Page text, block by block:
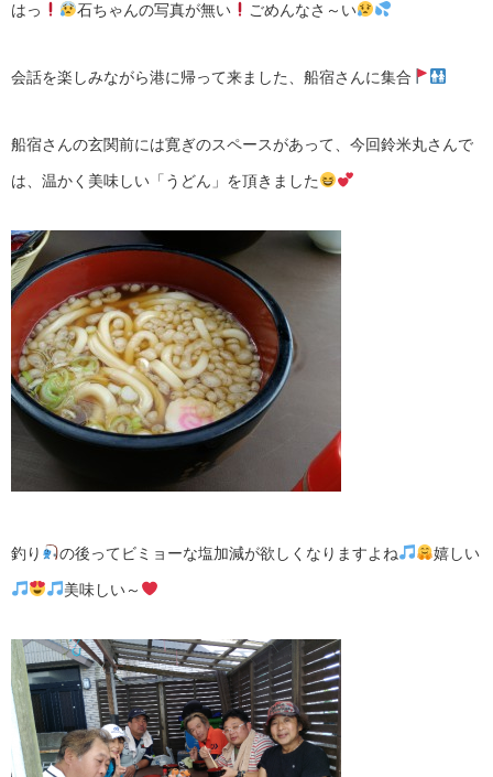
はっ 石ちゃんの写真が無い ごめんなさ～い
会話を楽しみながら港に帰って来ました、船宿さんに集合
船宿さんの玄関前には寛ぎのスペースがあって、今回鈴米丸さんで
は、温かく美味しい「うどん」を頂きました
釣り の後ってビミョーな塩加減が欲しくなりますよね 嬉しい
美味しい～